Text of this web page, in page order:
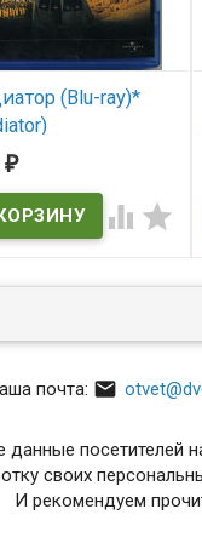
(Blu-ray)*
₽
 
почта: 
посетителей
своих
И рекомендуем